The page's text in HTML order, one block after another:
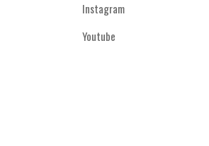
Instagram
Youtube